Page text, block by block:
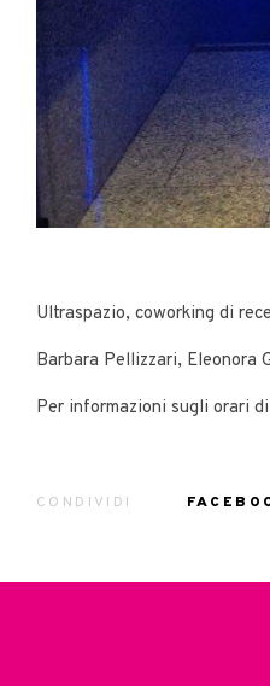
Ultraspazio, coworking di
Barbara Pellizzari, Eleonora
Per informazioni sugli orari
CONDIVIDI